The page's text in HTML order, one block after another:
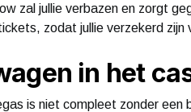
zal jullie verbazen en zorgt
zodat jullie verzekerd zijn
in het
is niet compleet zonder